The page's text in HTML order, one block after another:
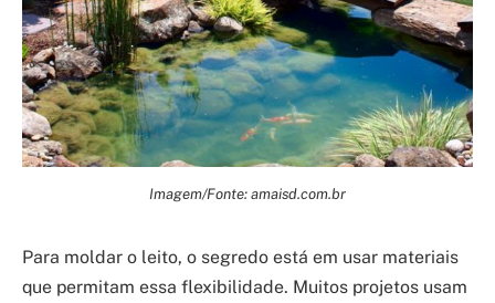
Imagem/Fonte: amaisd.com.br
Para moldar o leito, o segredo está em usar materiais
que permitam essa flexibilidade. Muitos projetos usam